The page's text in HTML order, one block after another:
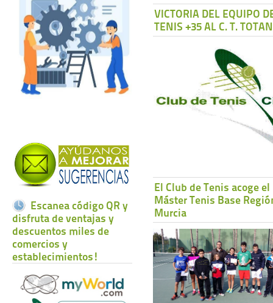
Escanea código QR y
disfruta de ventajas y
descuentos miles de
comercios y
establecimientos!
VICTORIA DEL EQUIPO
TENIS +35 AL C. T.
El Club de Tenis acoge el
Máster Tenis Base
Murcia